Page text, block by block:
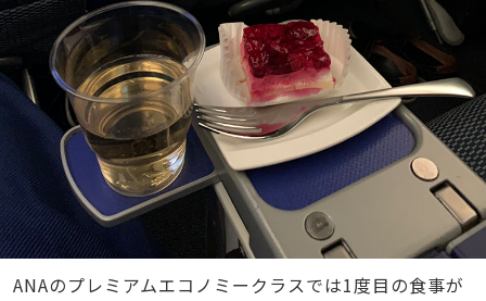
ANAのプレミアムエコノミークラスでは1度目の食事が